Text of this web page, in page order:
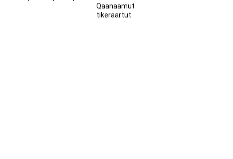
Qaanaamut
tikeraartut